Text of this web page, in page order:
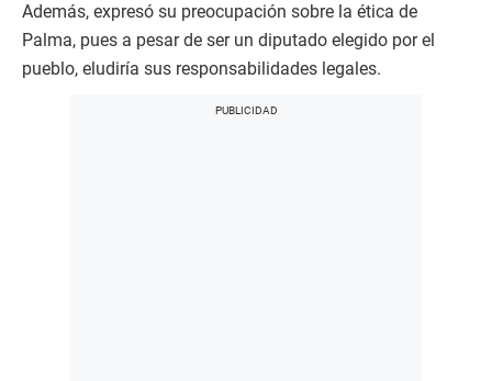
Además, expresó su preocupación sobre la ética de
Palma, pues a pesar de ser un diputado elegido por el
pueblo, eludiría sus responsabilidades legales.